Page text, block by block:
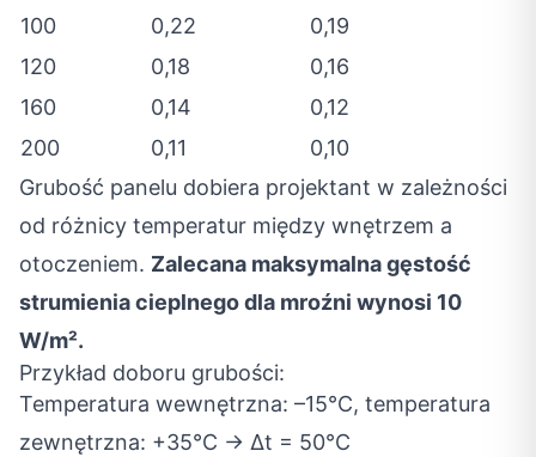
100
0,22
0,19
120
0,18
0,16
160
0,14
0,12
200
0,11
0,10
Grubość panelu dobiera projektant w zależności
od różnicy temperatur między wnętrzem a
otoczeniem. Zalecana maksymalna gęstość
strumienia cieplnego dla mroźni wynosi 10
W/m².
Przykład doboru grubości:
Temperatura wewnętrzna: –15°C, temperatura
zewnętrzna: +35°C → Δt = 50°C